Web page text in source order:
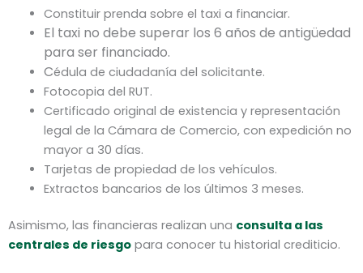
Constituir prenda sobre el taxi a financiar.
El taxi no debe superar los 6 años de antigüedad
para ser financiado.
Cédula de ciudadanía del solicitante.
Fotocopia del RUT.
Certificado original de existencia y representación
legal de la Cámara de Comercio, con expedición no
mayor a 30 días.
Tarjetas de propiedad de los vehículos.
Extractos bancarios de los últimos 3 meses.
Asimismo, las financieras realizan una consulta a las
centrales de riesgo para conocer tu historial crediticio.